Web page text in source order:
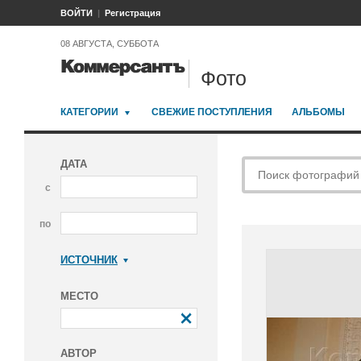
ВОЙТИ Регистрация
08 АВГУСТА, СУББОТА
Фото
КАТЕГОРИИ СВЕЖИЕ ПОСТУПЛЕНИЯ АЛЬБОМЫ
ДАТА
с
по
ИСТОЧНИК
МЕСТО
АВТОР